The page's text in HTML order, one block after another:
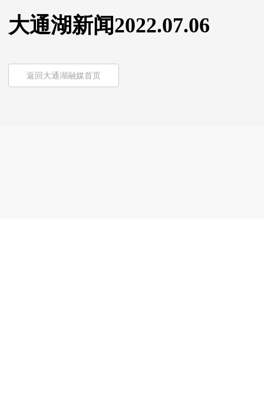
大通湖新闻2022.07.06
返回大通湖融媒首页